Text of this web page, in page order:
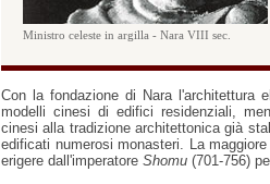
Ministro celeste in argilla - Nara VIII sec.
Con la fondazione di Nara l'architettura
modelli cinesi di edifici residenziali,
cinesi alla tradizione architettonica già
edificati numerosi monasteri. La
erigere dall'imperatore Shomu (701-756)